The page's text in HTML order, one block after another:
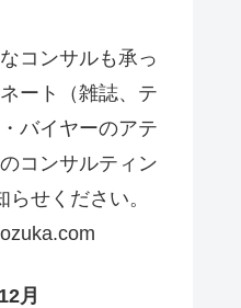
コンサルも承っ
ート（雑誌、テ
バイヤーのアテ
コンサルティン
せください。
月